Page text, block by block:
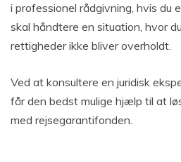
i professionel rådgivning, hvis du
skal håndtere en situation, hvor
rettigheder ikke bliver overholdt.
Ved at konsultere en juridisk
får den bedst mulige hjælp til at
med rejsegarantifonden.